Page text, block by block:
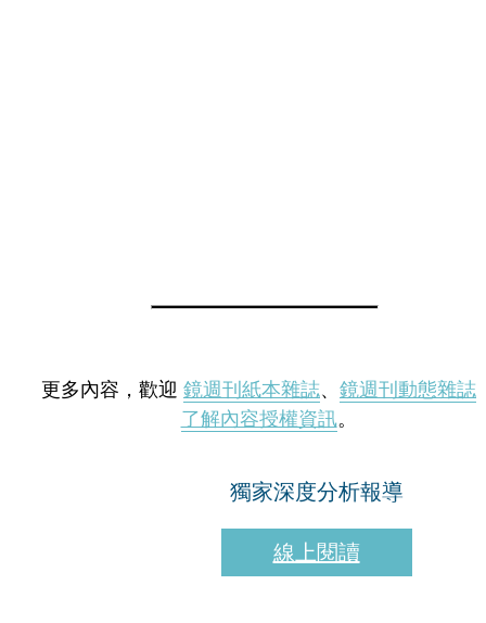
更多內容，歡迎 鏡週刊紙本雜誌、 鏡週刊動態雜誌
了解內容授權資訊。
獨家深度分析報導
線上閱讀